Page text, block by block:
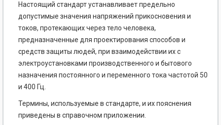
Настоящий стандарт устанавливает предельно
допустимые значения напряжений прикосновения и
токов, протекающих через тело человека,
предназначенные для проектирования способов и
средств защиты людей, при взаимодействии их с
электроустановками производственного и бытового
назначения постоянного и переменного тока частотой 50
и 400 Гц.
Термины, используемые в стандарте, и их пояснения
приведены в справочном приложении.